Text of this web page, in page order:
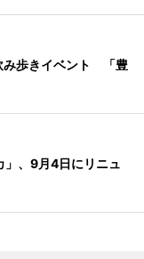
み歩きイベント 「豊
」、9月4日にリニュ